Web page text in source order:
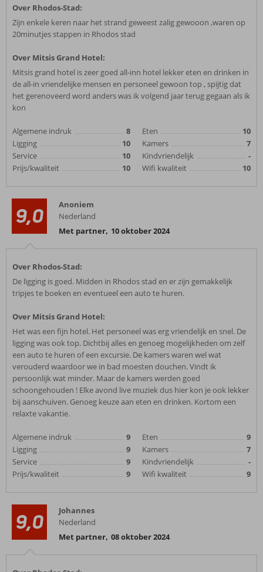
Over Rhodos-Stad:
Zijn enkele keren naar het strand geweest zalig gewooon ,waren op
20minutjes stappen in Rhodos stad
Over Mitsis Grand Hotel:
Mitsis grand hotel is zeer goed all-inn hotel lekker eten en drinken in
de all-in vriendelijke mensen en personeel gewoon top , spijtig dat
het gerenoveerd word anders was ik volgend jaar terug gegaan als ik
kon
Algemene indruk
8
Ligging
10
Service
10
Prijs/kwaliteit
10
Eten
10
Kamers
7
Kindvriendelijk
-
Wifi kwaliteit
10
9,0
Anoniem
Nederland
Met partner, 10 oktober 2024
Over Rhodos-Stad:
De ligging is goed. Midden in Rhodos stad en er zijn gemakkelijk
tripjes te boeken en eventueel een auto te huren.
Over Mitsis Grand Hotel:
Het was een fijn hotel. Het personeel was erg vriendelijk en snel. De
ligging was ook top. Dichtbij alles en genoeg mogelijkheden om zelf
een auto te huren of een excursie. De kamers waren wel wat
verouderd waardoor we in bad moesten douchen. Vindt ik
persoonlijk wat minder. Maar de kamers werden goed
schoongehouden ! Elke avond live muziek dus hier kon je ook lekker
bij aanschuiven. Genoeg keuze aan eten en drinken. Kortom een
relaxte vakantie.
Algemene indruk
9
Ligging
9
Service
9
Prijs/kwaliteit
9
Eten
9
Kamers
7
Kindvriendelijk
-
Wifi kwaliteit
9
9,0
Johannes
Nederland
Met partner, 08 oktober 2024